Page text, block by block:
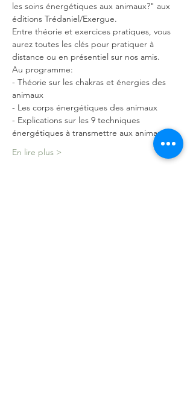
les soins énergétiques aux animaux?" aux
éditions Trédaniel/Exergue.
Entre théorie et exercices pratiques, vous
aurez toutes les clés pour pratiquer à
distance ou en présentiel sur nos amis.
Au programme:
- Théorie sur les chakras et énergies des
animaux
- Les corps énergétiques des animaux
- Explications sur les 9 techniques
énergétiques à transmettre aux animaux
En lire plus >